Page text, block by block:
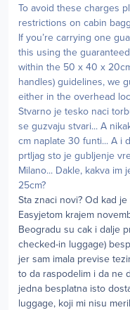
To avoid these charges
restrictions on cabin
If you’re carrying one
this using the
within the 50 x 40 x
handles) guidelines, we
either in the overhead
Stvarno je tesko naci
se guzvaju stvari... A
cm naplate 30 funti... A i
prtljag sto je gubljenje
Milano... Dakle, kakva
25cm?
Sta znaci novi? Od kad
Easyjetom krajem
Beogradu su cak i dalje
checked-in luggage)
jer sam imala previse
to da raspodelim i da ne
jedna besplatna isto
luggage, koji mi nisu